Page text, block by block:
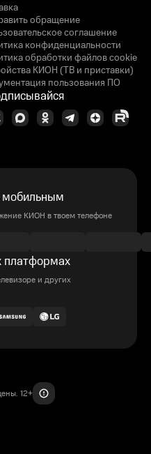
обращение
соглашение
конфиденциальности
обработки файлов cookie
КИОН (ТВ и приставки)
пользования ПО
мобильным
КИОН в твоем телефоне
платформах
и других
12+